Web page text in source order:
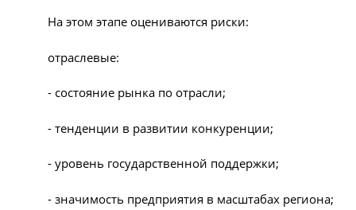
На этом этапе оцениваются риски:
отраслевые:
- состояние рынка по отрасли;
- тенденции в развитии конкуренции;
- уровень государственной поддержки;
- значимость предприятия в масштабах региона;